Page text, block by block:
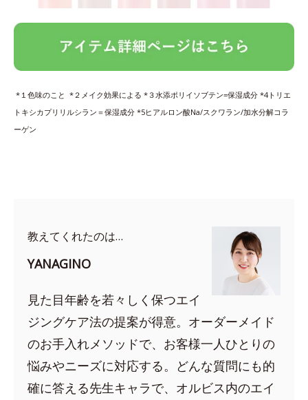
*１色味のこと *２メイク効果による *３水添ポリイソブテン=保湿成分 *4トリエ
トキシカプリリルシラン＝保湿成分 *5ヒアルロン酸Na/スクワラン/加水分解コラ
ーゲン
教えてくれたのは…
YANAGINO
見た目年齢を若々しく保つエイ
ジングケア法の提案が得意。オーダーメイド
のお手入れメソッドで、お客様一人ひとりの
悩みやニーズに対応する。どんな質問にも的
確に答える先生キャラで、オルビス内のエイ